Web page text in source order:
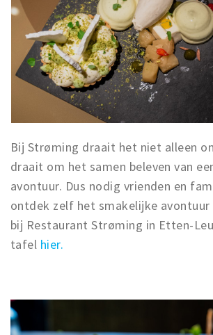
Bij Strøming draait het niet alleen
draait om het samen beleven van
avontuur. Dus nodig vrienden en
ontdek zelf het smakelijke
bij Restaurant Strøming in Etten-
tafel hier.